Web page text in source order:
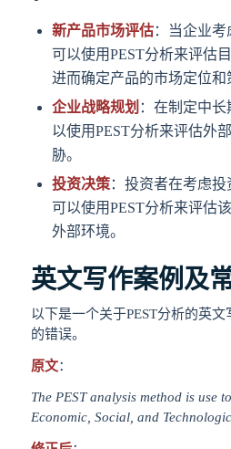
新产品市场评估：当企业考
可以使用PEST分析来评估
进而确定产品的市场定位和
企业战略规划 ：在制定中
以使用PEST分析来评估外
胁。
投资决策：投资者在考虑投
可以使用PEST分析来评估
外部环境。
英文写作案例及
以下是一个关于PEST分析的英
的错误。
原文：
The PEST analysis method is use
Economic, Social, and